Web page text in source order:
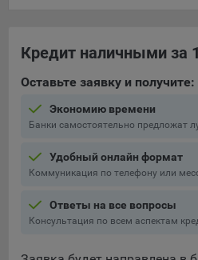
Кредит наличными за
Оставьте заявку и получите:
Экономию времени
Банки самостоятельно предложат
Удобный онлайн формат
Коммуникация по телефону или
Ответы на все вопросы
Консультация по всем аспектам